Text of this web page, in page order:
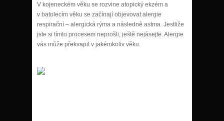
V kojeneckém věku se rozvine atopický ekzém a
v batolecím věku se začínají objevovat alergie
respirační – alergická rýma a následně astma. Jestliže
jste si tímto procesem neprošli, ještě nejásejte. Alergie
vás může překvapit v jakémkoliv věku.